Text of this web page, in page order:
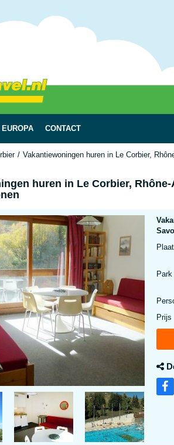
CONTACT
Vakantiewoningen huren in Le Corbier,
huren in Le Corbier,
Park
Prijs